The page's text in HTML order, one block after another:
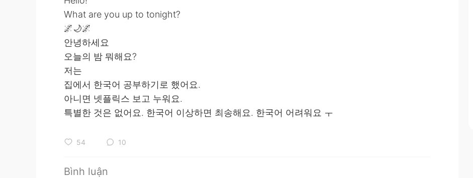
What are you up to tonight?
🌌🌙🌌
안녕하세요
오늘의 밤 뭐해요?
저는
집에서 한국어 공부하기로 했어요.
아니면 넷플릭스 보고 누워요.
특별한 것은 없어요. 한국어 이상하면 최송해요. 한국어 어려워요 ㅜ
54 10
Bình luận